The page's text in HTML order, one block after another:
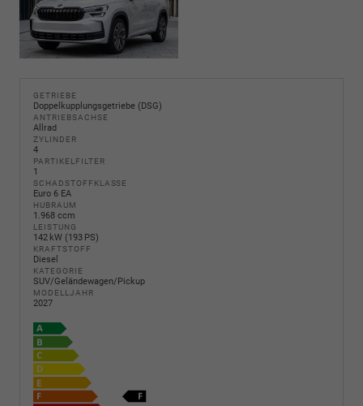
GETRIEBE
Doppelkupplungsgetriebe (DSG)
ANTRIEBSACHSE
Allrad
ZYLINDER
4
PARTIKELFILTER
1
SCHADSTOFFKLASSE
Euro 6 EA
HUBRAUM
1.968 ccm
LEISTUNG
142 kW (193 PS)
KRAFTSTOFF
Diesel
KATEGORIE
SUV/Geländewagen/Pickup
MODELLJAHR
2027